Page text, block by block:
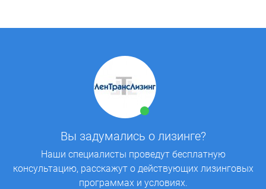
Вы задумались о лизинге?
Наши специалисты проведут бесплатную
консультацию, расскажут о действующих лизинговых
программах и условиях.